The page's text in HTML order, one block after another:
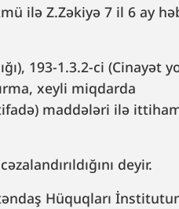
ilə Z.Zəkiyə 7 il 6 ay
193-1.3.2-ci (Cinayət
xeyli miqdarda
maddələri ilə
deyir.
Hüquqları